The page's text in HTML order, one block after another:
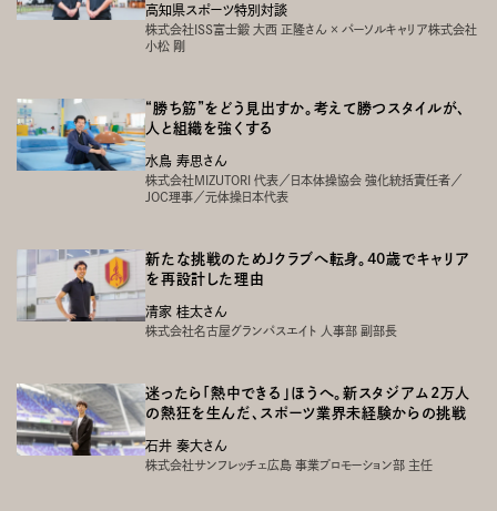
高知県スポーツ特別対談
株式会社ISS富士鍛 大西 正隆さん × パーソルキャリア株式会社
小松 剛
“勝ち筋”をどう見出すか。考えて勝つスタイルが、
人と組織を強くする
水鳥 寿思さん
株式会社MIZUTORI 代表／日本体操協会 強化統括責任者／
JOC理事／元体操日本代表
新たな挑戦のためＪクラブへ転身。40歳でキャリア
を再設計した理由
清家 桂太さん
株式会社名古屋グランパスエイト 人事部 副部長
迷ったら「熱中できる」ほうへ。新スタジアム2万人
の熱狂を生んだ、スポーツ業界未経験からの挑戦
石井 奏大さん
株式会社サンフレッチェ広島 事業プロモーション部 主任